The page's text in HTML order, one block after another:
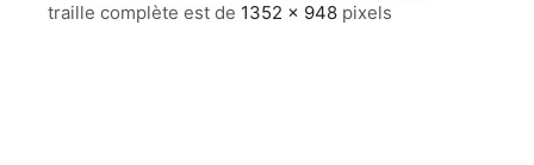
traille complète est de 1352 × 948 pixels